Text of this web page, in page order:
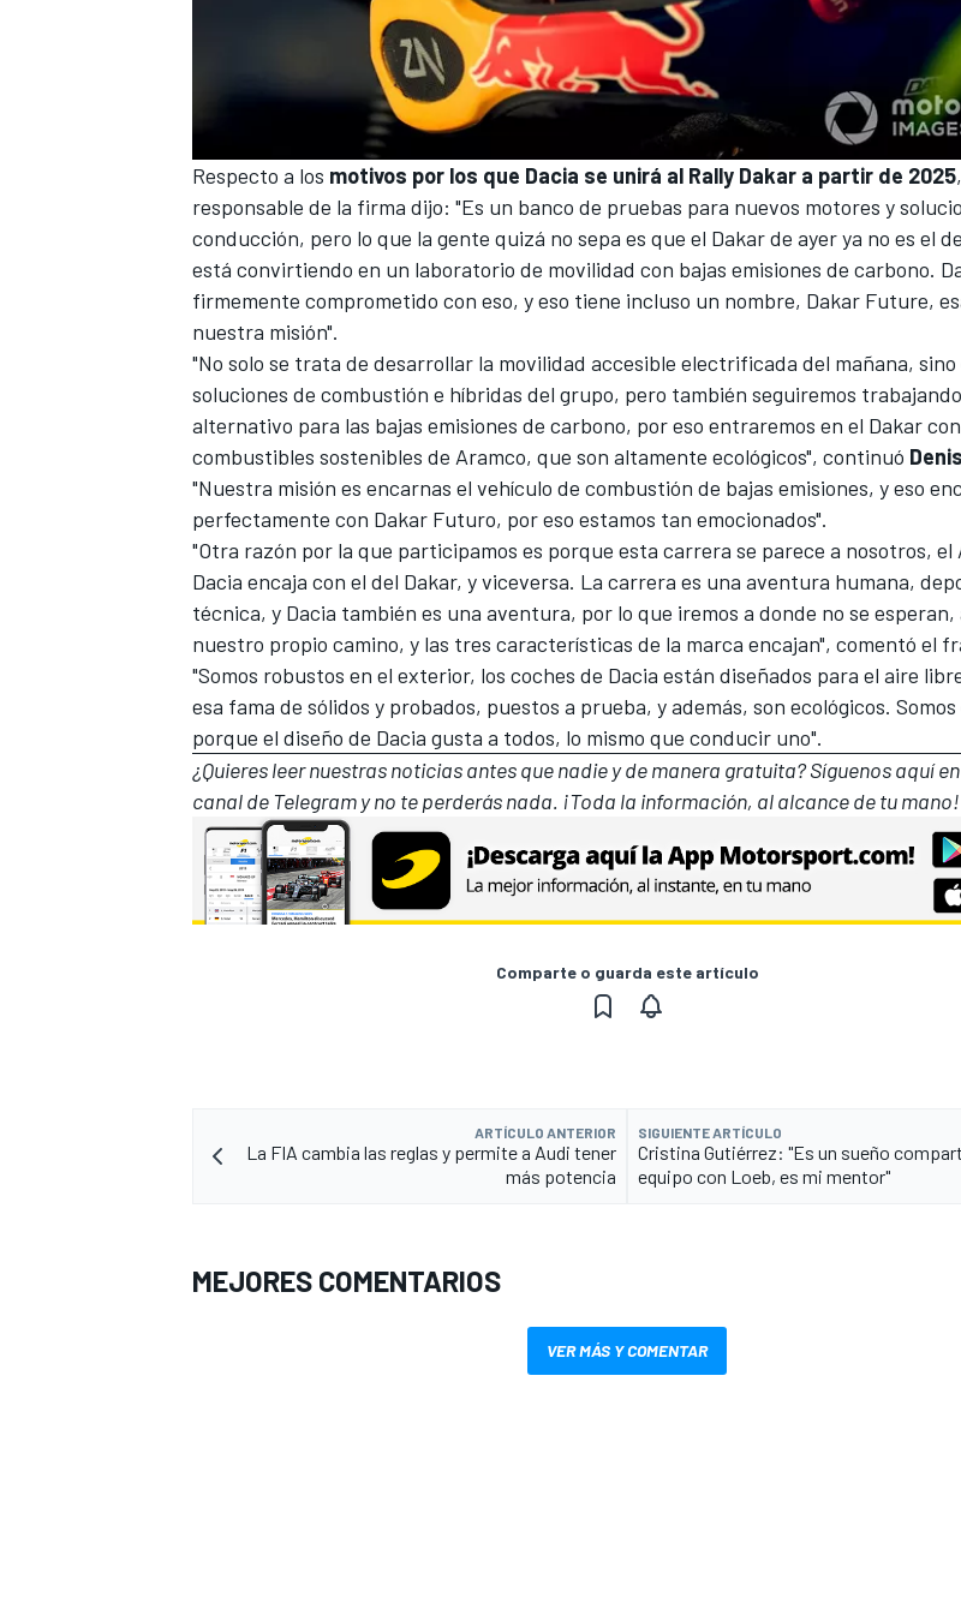
Respecto a los motivos por los que Dacia se unirá al Rally Dakar a partir de 2025
responsable de la firma dijo: "Es un banco de pruebas para nuevos motores y
conducción, pero lo que la gente quizá no sepa es que el Dakar de ayer ya no es el
está convirtiendo en un laboratorio de movilidad con bajas emisiones de carbono.
firmemente comprometido con eso, y eso tiene incluso un nombre, Dakar Future,
nuestra misión".
"No solo se trata de desarrollar la movilidad accesible electrificada del mañana,
soluciones de combustión e híbridas del grupo, pero también seguiremos
alternativo para las bajas emisiones de carbono, por eso entraremos en el Dakar con
combustibles sostenibles de Aramco, que son altamente ecológicos", continuó
"Nuestra misión es encarnas el vehículo de combustión de bajas emisiones, y eso
perfectamente con Dakar Futuro, por eso estamos tan emocionados".
"Otra razón por la que participamos es porque esta carrera se parece a nosotros, el
Dacia encaja con el del Dakar, y viceversa. La carrera es una aventura humana,
técnica, y Dacia también es una aventura, por lo que iremos a donde no se
nuestro propio camino, y las tres características de la marca encajan", comentó el
"Somos robustos en el exterior, los coches de Dacia están diseñados para el aire
esa fama de sólidos y probados, puestos a prueba, y además, son ecológicos. Somos
porque el diseño de Dacia gusta a todos, lo mismo que conducir uno".
¿Quieres leer nuestras noticias antes que nadie y de manera gratuita? Síguenosaquí
canal de Telegramy no te perderás nada. ¡Toda la información, al alcance de tu mano!
Comparte o guarda este artículo
ARTÍCULO ANTERIOR
La FIA cambia las reglas y permite a Audi tener
más potencia
SIGUIENTE ARTÍCULO
Cristina Gutiérrez: "Es un sueño
equipo con Loeb, es mi mentor"
MEJORES COMENTARIOS
VER MÁS Y COMENTAR